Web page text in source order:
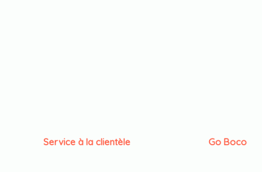
Service à la clientèle Go Boco